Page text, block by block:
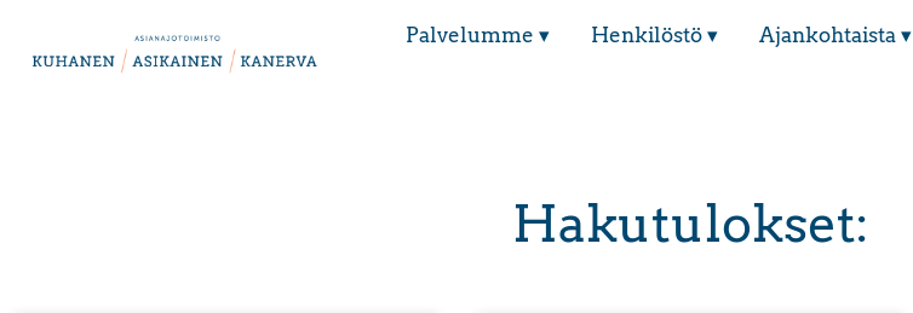
Palvelumme ▾ Henkilöstö ▾ Ajankohtaista ▾
Hakutulokset: